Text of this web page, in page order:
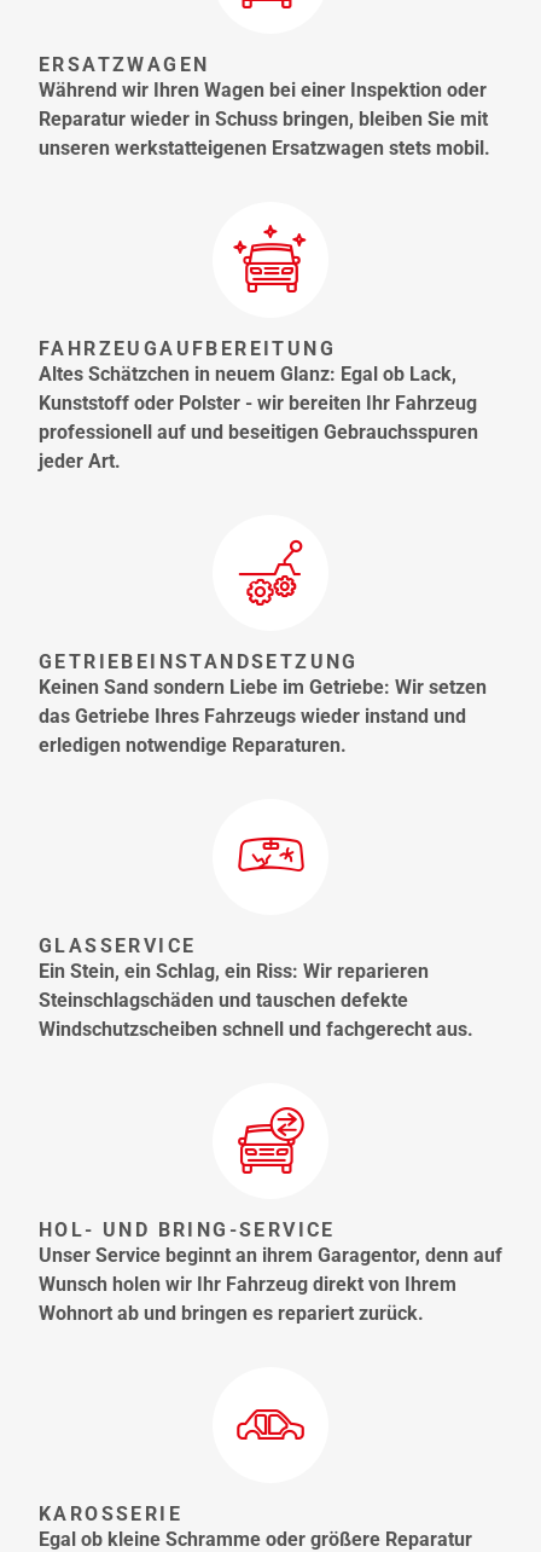
ERSATZWAGEN
Während wir Ihren Wagen bei einer Inspektion oder
Reparatur wieder in Schuss bringen, bleiben Sie mit
unseren werkstatteigenen Ersatzwagen stets mobil.
FAHRZEUGAUFBEREITUNG
Altes Schätzchen in neuem Glanz: Egal ob Lack,
Kunststoff oder Polster - wir bereiten Ihr Fahrzeug
professionell auf und beseitigen Gebrauchsspuren
jeder Art.
GETRIEBEINSTANDSETZUNG
Keinen Sand sondern Liebe im Getriebe: Wir setzen
das Getriebe Ihres Fahrzeugs wieder instand und
erledigen notwendige Reparaturen.
GLASSERVICE
Ein Stein, ein Schlag, ein Riss: Wir reparieren
Steinschlagschäden und tauschen defekte
Windschutzscheiben schnell und fachgerecht aus.
HOL- UND BRING-SERVICE
Unser Service beginnt an ihrem Garagentor, denn auf
Wunsch holen wir Ihr Fahrzeug direkt von Ihrem
Wohnort ab und bringen es repariert zurück.
KAROSSERIE
Egal ob kleine Schramme oder größere Reparatur